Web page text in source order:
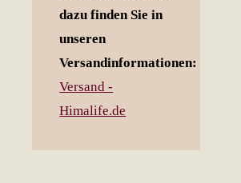
dazu finden Sie in
unseren
Versandinformationen:
Versand -
Himalife.de